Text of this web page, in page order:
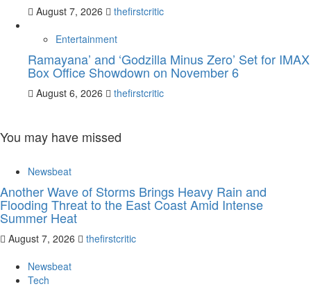
August 7, 2026
thefirstcritic
Entertainment
Ramayana’ and ‘Godzilla Minus Zero’ Set for IMAX
Box Office Showdown on November 6
August 6, 2026 thefirstcritic
You may have missed
Newsbeat
Another Wave of Storms Brings Heavy Rain and
Flooding Threat to the East Coast Amid Intense
Summer Heat
August 7, 2026
thefirstcritic
Newsbeat
Tech